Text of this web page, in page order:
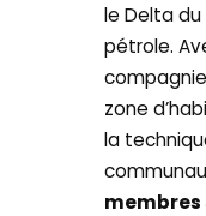
le Delta du
pétrole.
zone
la
membres